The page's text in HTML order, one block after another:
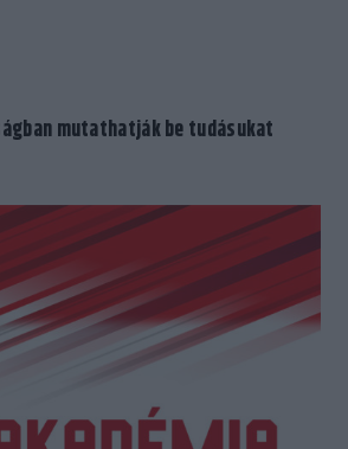
mutathatják be tudásukat